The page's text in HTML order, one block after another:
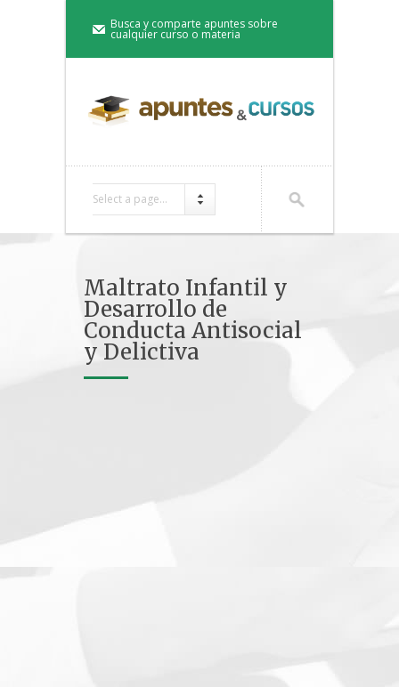
Busca y comparte apuntes sobre
cualquier curso o materia
Select a page...
Maltrato Infantil y
Desarrollo de
Conducta Antisocial
y Delictiva